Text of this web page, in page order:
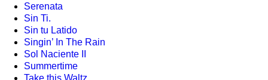
Serenata
Sin Ti.
Sin tu Latido
Singin’ In The Rain
Sol Naciente II
Summertime
Take this Waltz